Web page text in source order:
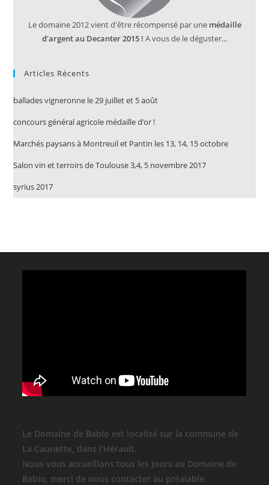
Le domaine 2012 vient d'être récompensé par une médaille
d'argent au Decanter 2015 ! A vous de le déguster...
Articles Récents
ballades vigneronne le 29 juillet et 5 août
concours général agricole médaille d’or !
Marchés paysans à Montreuil et Pantin les 13, 14, 15 octobre
Salon vin et terroirs de Toulouse 3,4, 5 novembre 2017
syrius 2017
Le Domaine de Babio est localisé sur la commune de
La Caunette, dans l'Hérault.
Nous vous accueillons tous les jours au Domaine de
Babio, merci de nous contacter au préalable.